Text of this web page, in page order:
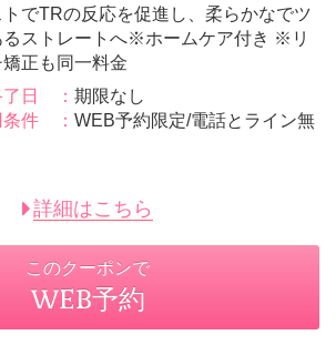
でTRの反応を促進し、柔らかなでツ
るストレートへ※ホームケア付き ※リ
矯正も同一料金
了日 ： 期限なし
条件 ： WEB予約限定/電話とライン無
詳細はこちら
このクーポンで
WEB予約